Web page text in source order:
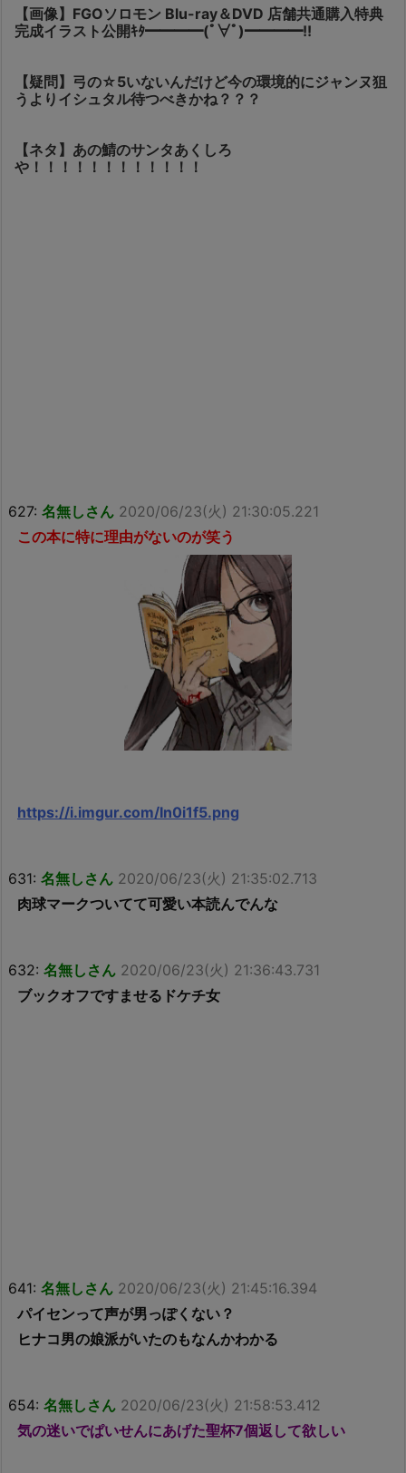
【画像】FGOソロモン Blu-ray＆DVD 店舗共通購入特典
完成イラスト公開ｷﾀ━━━━(ﾟ∀ﾟ)━━━━!!
【疑問】弓の☆5いないんだけど今の環境的にジャンヌ狙
うよりイシュタル待つべきかね？？？
【ネタ】あの鯖のサンタあくしろ
や！！！！！！！！！！！！
627: 名無しさん 2020/06/23(火) 21:30:05.221
この本に特に理由がないのが笑う
https://i.imgur.com/In0i1f5.png
631: 名無しさん 2020/06/23(火) 21:35:02.713
肉球マークついてて可愛い本読んでんな
632: 名無しさん 2020/06/23(火) 21:36:43.731
ブックオフですませるドケチ女
641: 名無しさん 2020/06/23(火) 21:45:16.394
パイセンって声が男っぽくない？
ヒナコ男の娘派がいたのもなんかわかる
654: 名無しさん 2020/06/23(火) 21:58:53.412
気の迷いでぱいせんにあげた聖杯7個返して欲しい